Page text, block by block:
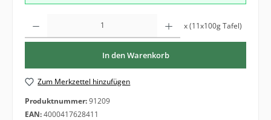
x (11x100g Tafel)
In den Warenkorb
Zum Merkzettel hinzufügen
Produktnummer:91209
EAN:4000417628411